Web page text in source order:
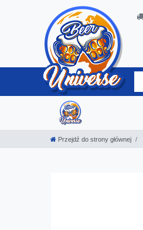
Przejdź do strony głównej